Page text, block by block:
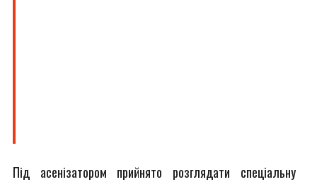
Під асенізатором прийнято розглядати спеціальну